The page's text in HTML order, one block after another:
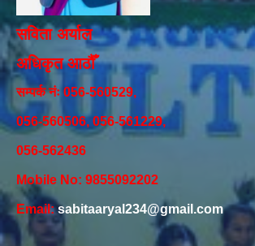
सविता अर्याल
अधिकृत आठौँ
सम्पर्क नंः 056-560529,
056-560506, 056-561229,
056-562436
Mobile No: 9855092202
Email:sabitaaryal234@gmail.com